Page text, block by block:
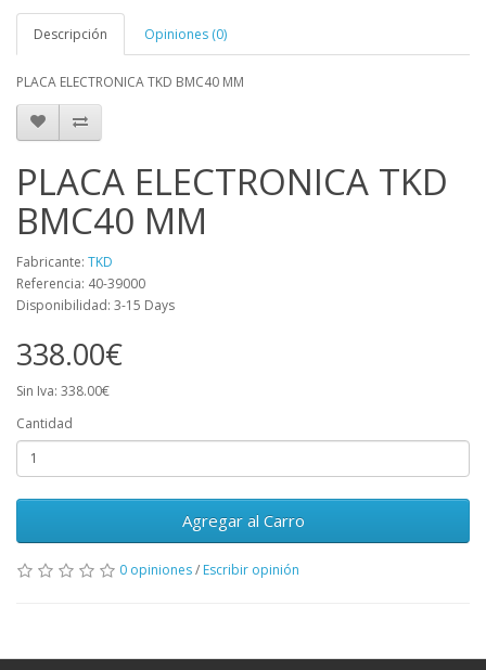
Descripción Opiniones (0)
PLACA ELECTRONICA TKD BMC40 MM
PLACA ELECTRONICA TKD
BMC40 MM
Fabricante: TKD
Referencia: 40-39000
Disponibilidad: 3-15 Days
338.00€
Sin Iva: 338.00€
Cantidad
Agregar al Carro
0 opiniones/ Escribir opinión